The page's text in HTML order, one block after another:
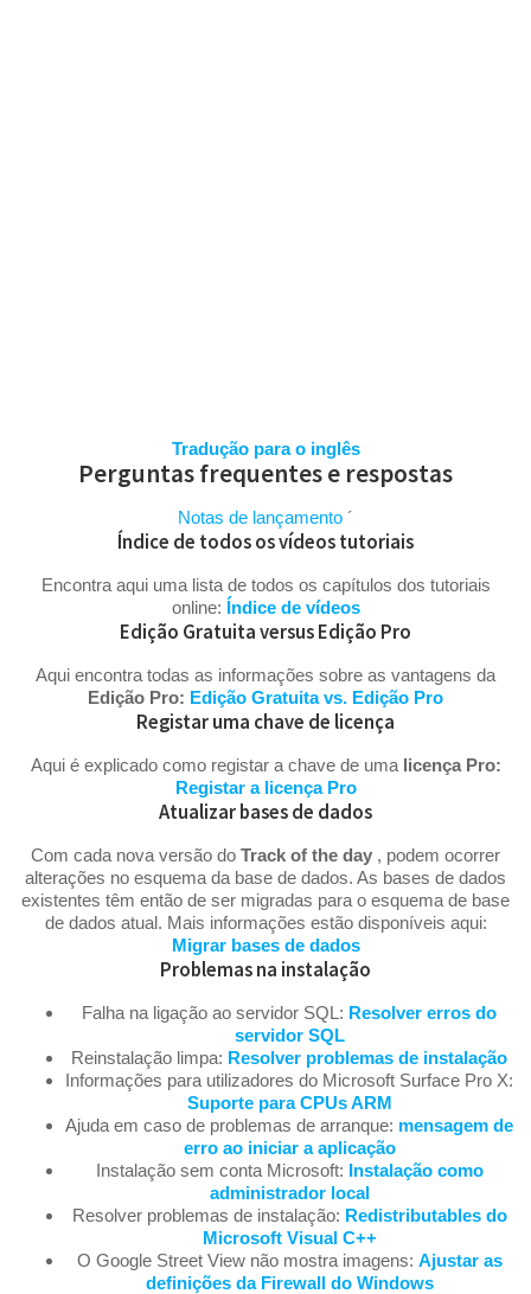
Tradução para o inglês
Perguntas frequentes e respostas
Notas de lançamento ´
Índice de todos os vídeos tutoriais
Encontra aqui uma lista de todos os capítulos dos tutoriais
online: Índice de vídeos
Edição Gratuita versus Edição Pro
Aqui encontra todas as informações sobre as vantagens da
Edição Pro: Edição Gratuita vs. Edição Pro
Registar uma chave de licença
Aqui é explicado como registar a chave de uma licença Pro:
Registar a licença Pro
Atualizar bases de dados
Com cada nova versão do Track of the day , podem ocorrer
alterações no esquema da base de dados. As bases de dados
existentes têm então de ser migradas para o esquema de base
de dados atual. Mais informações estão disponíveis aqui:
Migrar bases de dados
Problemas na instalação
Falha na ligação ao servidor SQL: Resolver erros do
servidor SQL
Reinstalação limpa: Resolver problemas de instalação
Informações para utilizadores do Microsoft Surface Pro X:
Suporte para CPUs ARM
Ajuda em caso de problemas de arranque: mensagem de
erro ao iniciar a aplicação
Instalação sem conta Microsoft: Instalação como
administrador local
Resolver problemas de instalação: Redistributables do
Microsoft Visual C++
O Google Street View não mostra imagens: Ajustar as
definições da Firewall do Windows